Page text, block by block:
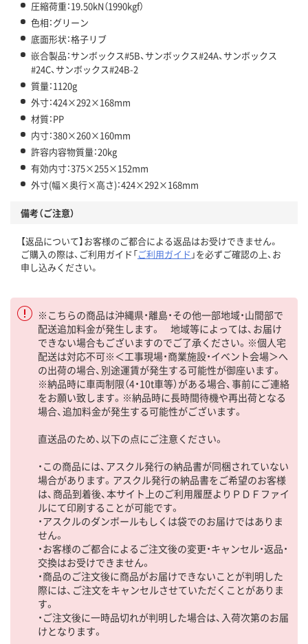
圧縮荷重：19.50kN（1990kgf）
色相：グリーン
底面形状：格子リブ
嵌合製品：サンボックス#5B、サンボックス#24A、サンボックス
#24C、サンボックス#24B-2
質量：1120g
外寸：424×292×168mm
材質：PP
内寸：380×260×160mm
許容内容物質量：20kg
有効内寸：375×255×152mm
外寸(幅×奥行×高さ)：424×292×168mm
備考（ご注意）
【返品について】お客様のご都合による返品はお受けできません。
ご購入の際は、ご利用ガイド「ご利用ガイド 」を必ずご確認の上、お
申し込みください。
※こちらの商品は沖縄県・離島・その他一部地域・山間部で
配送追加料金が発生します。 地域等によっては、お届け
できない場合もございますのでご了承ください。※個人宅
配送は対応不可※＜工事現場・商業施設・イベント会場＞へ
の出荷の場合、別途運賃が発生する可能性が御座います。
※納品時に車両制限（4・10t車等）がある場合、事前にご連絡
をお願い致します。※納品時に長時間待機や再出荷となる
場合、追加料金が発生する可能性がございます。
直送品のため、以下の点にご注意ください。
・この商品には、アスクル発行の納品書が同梱されていない
場合があります。アスクル発行の納品書をご希望のお客様
は、商品到着後、本サイト上のご利用履歴よりＰＤＦファイ
ルにて印刷することが可能です。
・アスクルのダンボールもしくは袋でのお届けではありま
せん。
・お客様のご都合によるご注文後の変更・キャンセル・返品・
交換はお受けできません。
・商品のご注文後に商品がお届けできないことが判明した
際には、ご注文をキャンセルさせていただくことがありま
す。
・ご注文後に一時品切れが判明した場合は、入荷次第のお届
けとなります。